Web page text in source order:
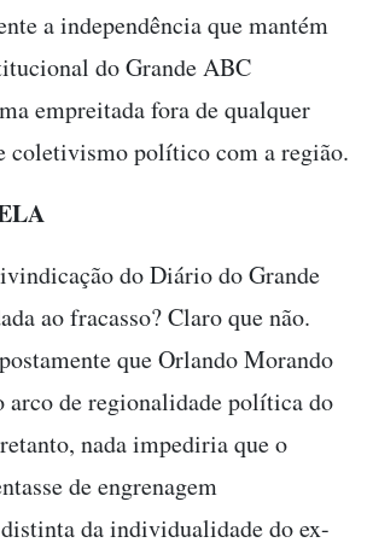
a independência que mantém
do Grande ABC
empreitada fora de qualquer
coletivismo político com a região.
do Diário do Grande
ao fracasso? Claro que não.
que Orlando Morando
arco de regionalidade política do
nada impediria que o
de engrenagem
da individualidade do ex-